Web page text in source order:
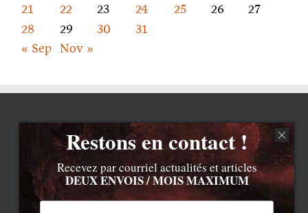
21
22 23 24 25 26
27
28
29 30
31
« Sep Nov »
Restons en contact !
Recevez par courriel actualités et articles
DEUX ENVOIS / MOIS MAXIMUM